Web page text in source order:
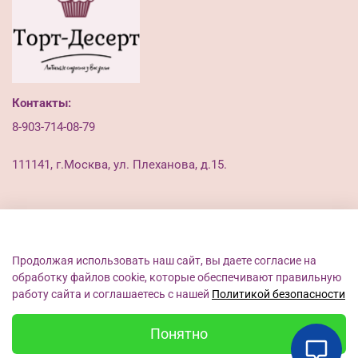
Пользовательское соглашение
Политика конфиденциальности
Контакты:
8-903-714-08-79
111141, г.Москва, ул. Плеханова, д.15.
Продолжая использовать наш сайт, вы даете согласие на
обработку файлов cookie, которые обеспечивают правильную
работу сайта и соглашаетесь с нашей Политикой безопасности
Понятно